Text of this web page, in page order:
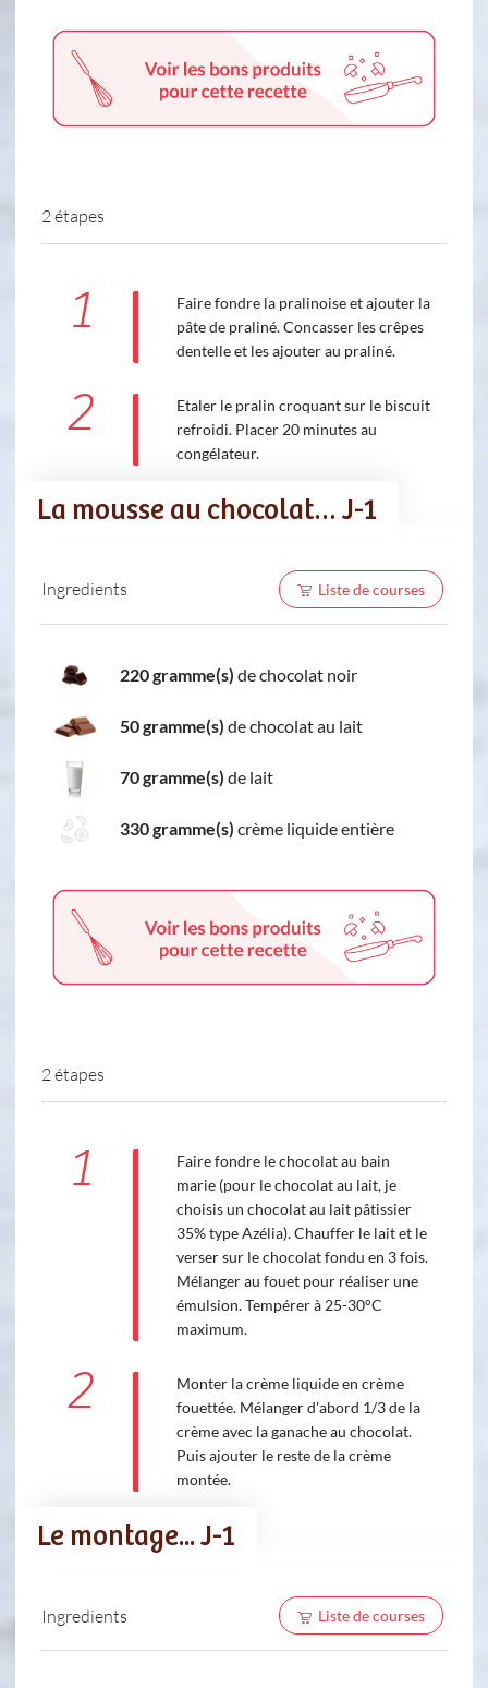
2 étapes
1
Faire fondre la pralinoise et ajouter la
pâte de praliné. Concasser les crêpes
dentelle et les ajouter au praliné.
2
Etaler le pralin croquant sur le biscuit
refroidi. Placer 20 minutes au
congélateur.
La mousse au chocolat… J-1
Ingredients Liste de courses
220 gramme(s) de chocolat noir
50 gramme(s) de chocolat au lait
70 gramme(s) de lait
330 gramme(s) crème liquide entière
2 étapes
1
Faire fondre le chocolat au bain
marie (pour le chocolat au lait, je
choisis un chocolat au lait pâtissier
35% type Azélia). Chauffer le lait et le
verser sur le chocolat fondu en 3 fois.
Mélanger au fouet pour réaliser une
émulsion. Tempérer à 25-30°C
maximum.
2
Monter la crème liquide en crème
fouettée. Mélanger d'abord 1/3 de la
crème avec la ganache au chocolat.
Puis ajouter le reste de la crème
montée.
Le montage... J-1
Ingredients Liste de courses